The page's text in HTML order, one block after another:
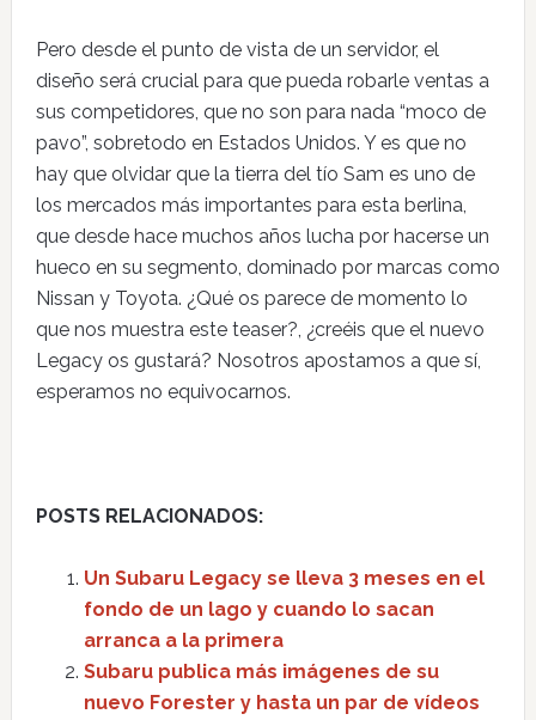
Pero desde el punto de vista de un servidor, el
diseño será crucial para que pueda robarle ventas a
sus competidores, que no son para nada “moco de
pavo”, sobretodo en Estados Unidos. Y es que no
hay que olvidar que la tierra del tío Sam es uno de
los mercados más importantes para esta berlina,
que desde hace muchos años lucha por hacerse un
hueco en su segmento, dominado por marcas como
Nissan y Toyota. ¿Qué os parece de momento lo
que nos muestra este teaser?, ¿creéis que el nuevo
Legacy os gustará? Nosotros apostamos a que sí,
esperamos no equivocarnos.
POSTS RELACIONADOS:
Un Subaru Legacy se lleva 3 meses en el
fondo de un lago y cuando lo sacan
arranca a la primera
Subaru publica más imágenes de su
nuevo Forester y hasta un par de vídeos